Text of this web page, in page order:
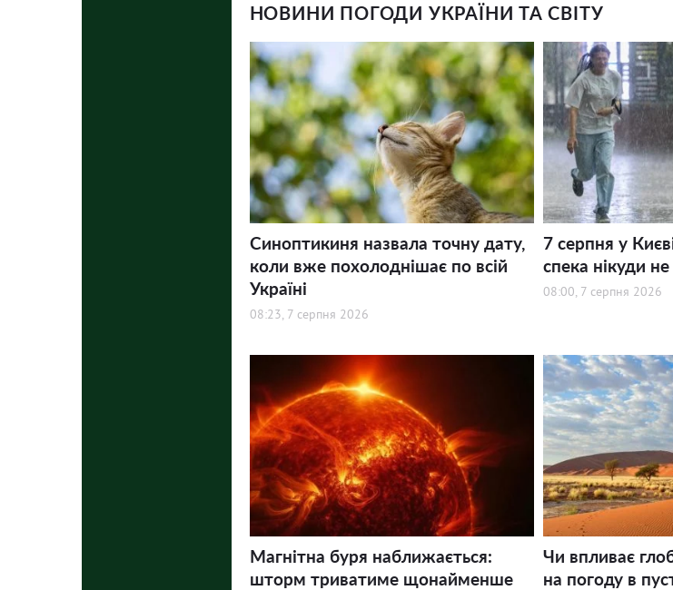
НОВИНИ ПОГОДИ УКРАЇНИ ТА СВІТУ
Синоптикиня назвала точну дату,
коли вже похолоднішає по всій
Україні
08:23, 7 серпня 2026
7 серпня у
спека нікуди
08:00, 7 серпня 2026
Магнітна буря наближається:
шторм триватиме щонайменше
Чи впливає
на погоду в